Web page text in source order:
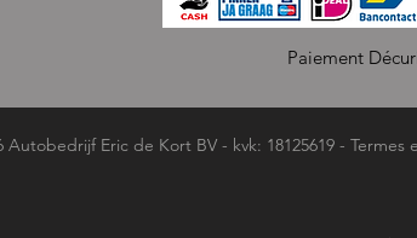
Paiement
Autobedrijf Eric de Kort BV - kvk: 18125619 - Termes